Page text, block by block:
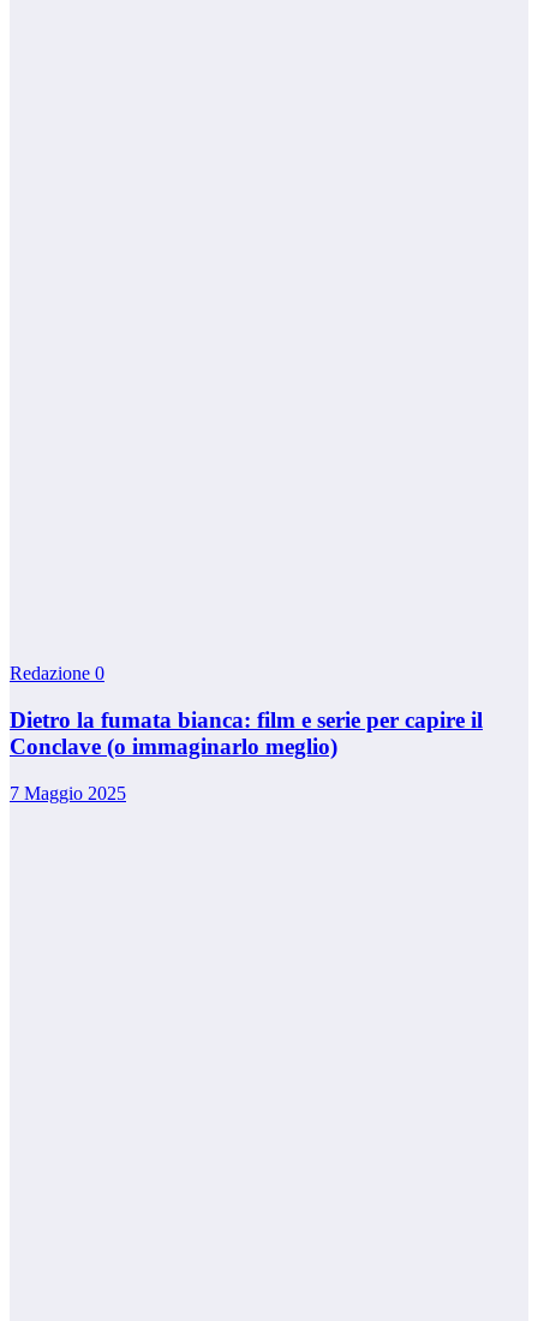
Redazione 0
Dietro la fumata bianca: film e serie per capire il
Conclave (o immaginarlo meglio)
7 Maggio 2025